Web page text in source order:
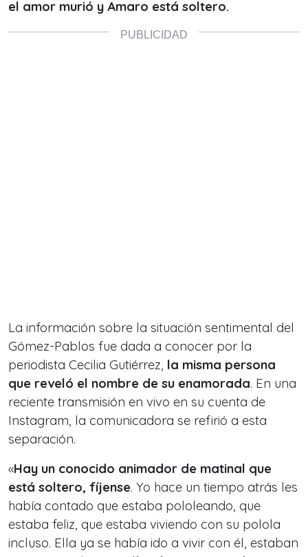
el amor murió y Amaro está soltero.
La información sobre la situación sentimental del
Gómez-Pablos fue dada a conocer por la
periodista Cecilia Gutiérrez, la misma persona
que reveló el nombre de su enamorada. En una
reciente transmisión en vivo en su cuenta de
Instagram, la comunicadora se refirió a esta
separación.
«Hay un conocido animador de matinal que
está soltero, fíjense. Yo hace un tiempo atrás les
había contado que estaba pololeando, que
estaba feliz, que estaba viviendo con su polola
incluso. Ella ya se había ido a vivir con él, estaban